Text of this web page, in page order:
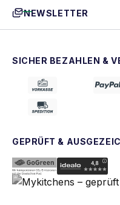
NEWSLETTER
SICHER BEZAHLEN &
GEPRÜFT &